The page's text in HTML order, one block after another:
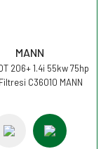
MANN
206+ 1.4i 55kw 75hp
C36010 MANN